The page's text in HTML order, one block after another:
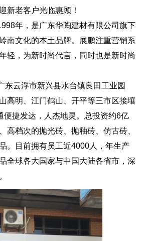
新老客户光临惠顾！
年，是广东华陶建材有限公司旗下
南文化的本土品牌。展鹏注重营销系
轻，为新时尚代言，同时也是新时尚
云浮市新兴县水台镇良田工业园
高明、江门鹤山、开平等三市区接壤
便捷发达，人杰地灵。总投资约6亿
高档次的抛光砖、抛釉砖、仿古砖、
。目前拥有员工近4000人，年生产
全球各大国家与中国大陆各省市，深